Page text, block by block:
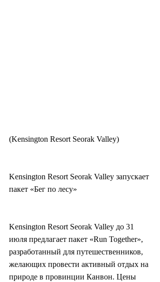
(Kensington Resort Seorak Valley)
Kensington Resort Seorak Valley запускает
пакет «Бег по лесу»
Kensington Resort Seorak Valley до 31
июля предлагает пакет «Run Together»,
разработанный для путешественников,
желающих провести активный отдых на
природе в провинции Канвон. Цены